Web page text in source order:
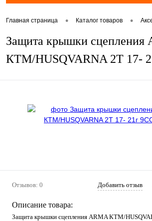
Главная страница • Каталог товаров •
Защита крышки сцепления
КТМ/HUSQVARNA 2T 17-
Отзывов: 0 Добавить отзыв
Описание товара:
Защита крышки сцепления ARMA КТМ/